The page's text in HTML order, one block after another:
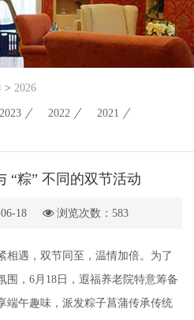
> 2026
2023 2022
2021
“粽” 不同的双节活动
18 浏览次数： 583
相遇，双节同至，温情加倍。为了
围，6月18日，遐福养老院特意筹备
端午趣味，派发粽子菖蒲传承传统